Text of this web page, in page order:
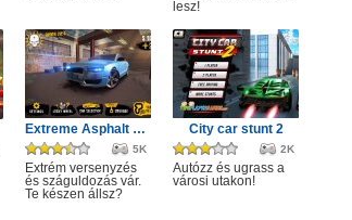
lesz!
Extreme Asphalt Car Racing
5K
Extrém versenyzés
és száguldozás vár.
Te készen állsz?
City car stunt 2
2K
Autózz és ugrass a
városi utakon!